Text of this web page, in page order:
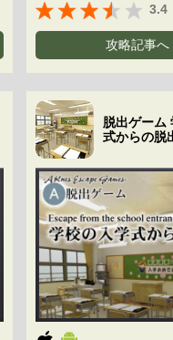
3.4
攻略記事へ
脱出ゲーム
式からの脱